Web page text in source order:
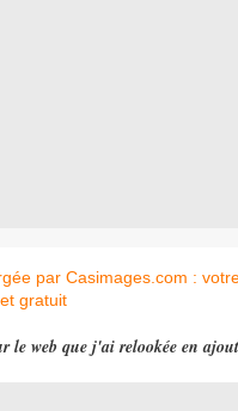
le web que j'ai relookée en